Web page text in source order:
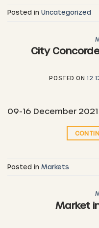
Posted in Uncategorized
City
POSTED ON
09-16 December
Posted in Markets
Market